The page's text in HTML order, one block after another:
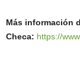
Más información
Checa: https://